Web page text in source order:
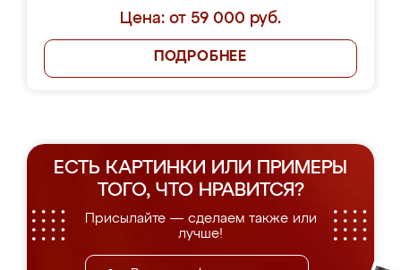
Цена: от 59 000 руб.
ПОДРОБНЕЕ
ЕСТЬ КАРТИНКИ ИЛИ ПРИМЕРЫ
ТОГО, ЧТО НРАВИТСЯ?
Присылайте — сделаем также или
лучше!